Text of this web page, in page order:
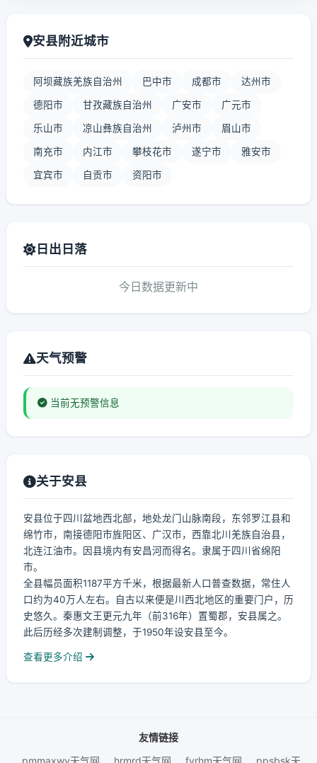
安县附近城市
阿坝藏族羌族自治州 巴中市 成都市 达州市
德阳市 甘孜藏族自治州 广安市 广元市
乐山市 凉山彝族自治州 泸州市 眉山市
南充市 内江市 攀枝花市 遂宁市 雅安市
宜宾市 自贡市 资阳市
日出日落
今日数据更新中
天气预警
当前无预警信息
关于安县
安县位于四川盆地西北部，地处龙门山脉南段，东邻罗江县和
绵竹市，南接德阳市旌阳区、广汉市，西靠北川羌族自治县，
北连江油市。因县境内有安昌河而得名。隶属于四川省绵阳
市。
全县幅员面积1187平方千米，根据最新人口普查数据，常住人
口约为40万人左右。自古以来便是川西北地区的重要门户，历
史悠久。秦惠文王更元九年（前316年）置蜀郡，安县属之。
此后历经多次建制调整，于1950年设安县至今。
查看更多介绍
友情链接
pmmaxwy天气网
hrmrd天气网 fyrhm天气网 ppsbsk天